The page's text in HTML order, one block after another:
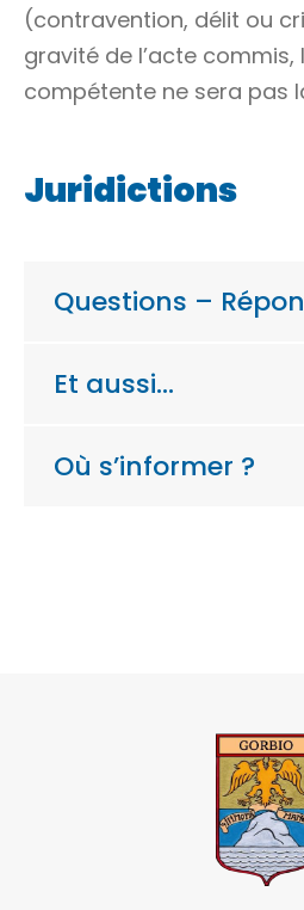
(contravention, délit ou
gravité de l’acte commis,
compétente ne sera pas
Juridictions
Questions –
Et aussi…
Où s’informer ?